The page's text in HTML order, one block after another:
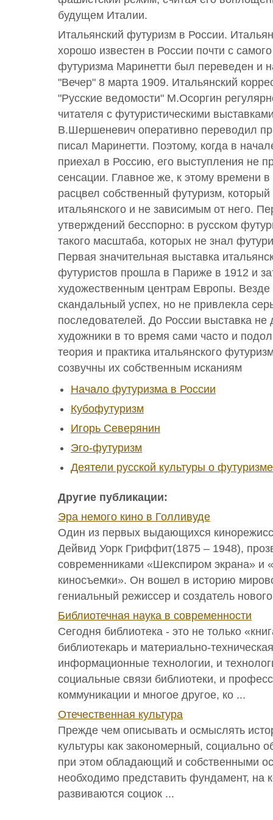
будущем Италии.
Итальянский футуризм в России.
хорошо известен в России почти с
футуризма Маринетти был переведен и
"Вечер" 8 марта 1909. Итальянский
"Русские ведомости" М.Осоргин
читателя с футуристическими
В.Шершеневич оперативно переводил
писал Маринетти. Поэтому, когда в
приехал в Россию, его выступления не
сенсации. Главное же, к этому времени в
расцвел собственный футуризм,
итальянского и не зависимым от него.
утверждений бесспорно: в русском
такого масштаба, которых не знал
Первая значительная выставка
футуристов прошла в Париже в 1912 и
художественным центрам Европы.
скандальный успех, но не привлекла
последователей. До России выставка не
художники в то время сами часто и
теория и практика итальянского
созвучны их собственным исканиям
Начало футуризма в России
Кубофутуризм
Игорь Северянин
Эго-футуризм
Деятели русской культуры о футуризме
Другие публикации:
Эра немого кино в Голливуде
Один из первых выдающихся
Дейвид Уорк Гриффит(1875 – 1948),
современниками «Шекспиром экрана» и
киносъемки». Он вошел в историю
гениальный режиссер и создатель
Библиотечная наука в современности
Сегодня библиотека - это не только
библиотекарь и материально-
информационные технологии, и
социальные связи библиотеки, и
коммуникации и многое другое, ко ...
Отечественная культура
Прежде чем описывать и осмыслять
культуры как закономерный, социально
при этом обладающий и собственными
необходимо представить фундамент, на
развиваются социок ...